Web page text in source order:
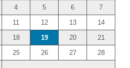
4 5 6
7
11 12 13
14
18 19 20
21
25 26 27
28